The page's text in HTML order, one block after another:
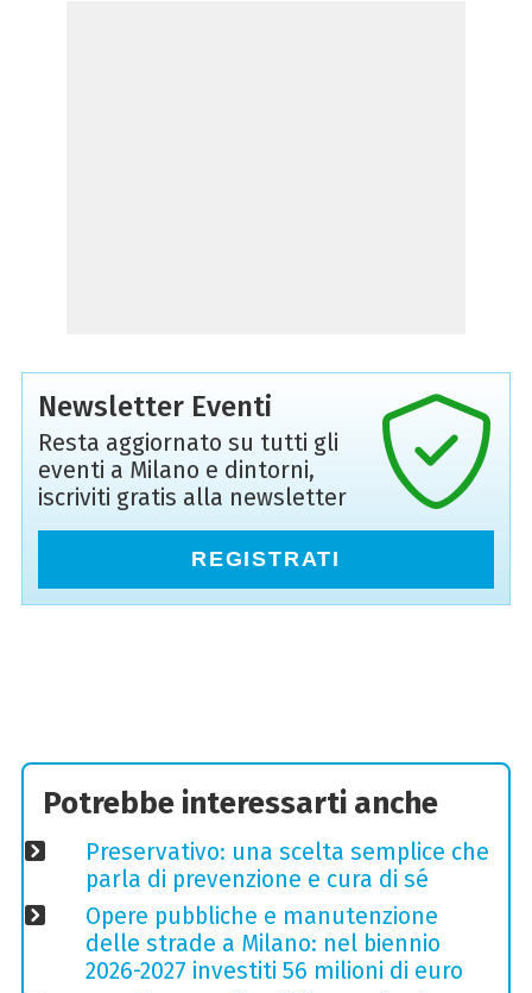
Newsletter Eventi
Resta aggiornato su tutti gli
eventi a Milano e dintorni,
iscriviti gratis alla newsletter
REGISTRATI
Potrebbe interessarti anche
Preservativo: una scelta semplice che
parla di prevenzione e cura di sé
Opere pubbliche e manutenzione
delle strade a Milano: nel biennio
2026-2027 investiti 56 milioni di euro